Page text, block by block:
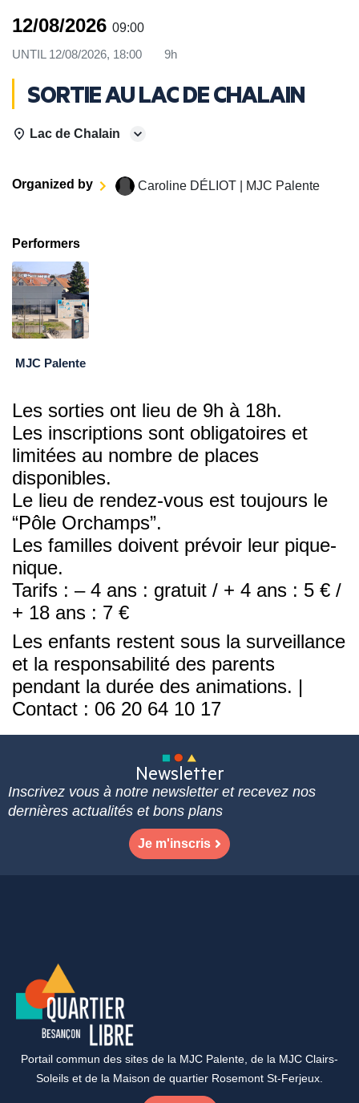
12/08/2026 09:00
UNTIL 12/08/2026, 18:00 9h
SORTIE AU LAC DE CHALAIN
Lac de Chalain
Organized by Caroline DÉLIOT | MJC Palente
Performers
MJC Palente
Les sorties ont lieu de 9h à 18h.
Les inscriptions sont obligatoires et
limitées au nombre de places
disponibles.
Le lieu de rendez-vous est toujours le
“Pôle Orchamps”.
Les familles doivent prévoir leur pique-
nique.
Tarifs : – 4 ans : gratuit / + 4 ans : 5 € /
+ 18 ans : 7 €
Les enfants restent sous la surveillance
et la responsabilité des parents
pendant la durée des animations. |
Contact : 06 20 64 10 17
Newsletter
Inscrivez vous à notre newsletter et recevez nos
dernières actualités et bons plans
Je m'inscris
Portail commun des sites de la MJC Palente, de la MJC Clairs-
Soleils et de la Maison de quartier Rosemont St-Ferjeux.